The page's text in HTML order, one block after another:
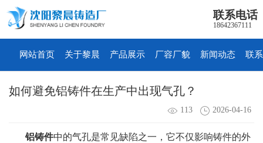
联系电话
18642367111
网站首页 关于黎晨 产品展示 厂容厂貌 新闻动态 联
如何避免铝铸件在生产中出现气孔？
113 2026-04-16
铝铸件中的气孔是常见缺陷之一，它不仅影响铸件的外